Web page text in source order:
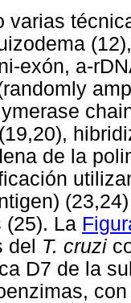
varias
exón, a-
de la
(25). La
del T. cruzi
D7 de la